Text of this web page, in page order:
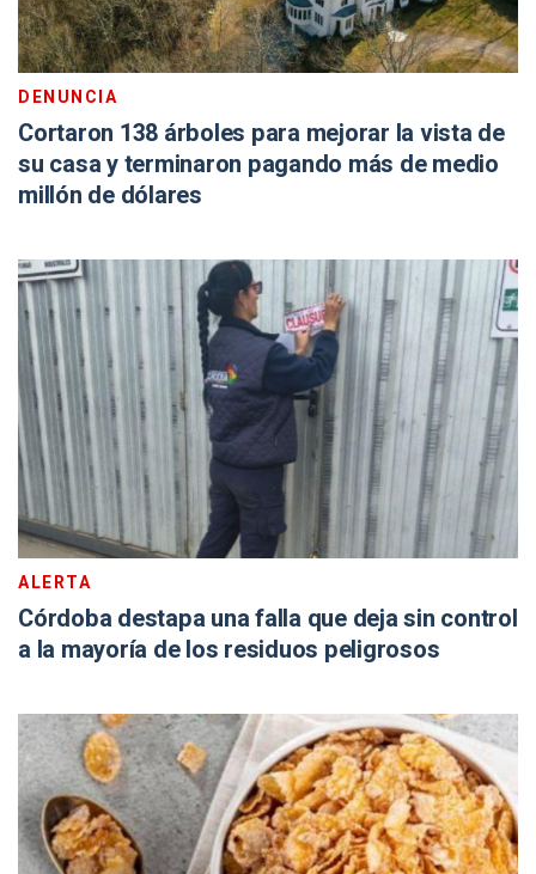
DENUNCIA
Cortaron 138 árboles para mejorar la vista de
su casa y terminaron pagando más de medio
millón de dólares
ALERTA
Córdoba destapa una falla que deja sin control
a la mayoría de los residuos peligrosos